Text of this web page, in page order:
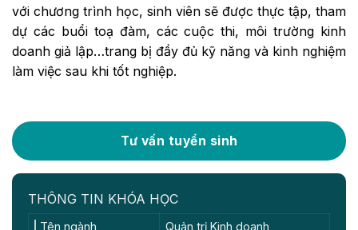
với chương trình học, sinh viên sẽ được thực tập, tham
dự các buổi toạ đàm, các cuộc thi, môi trường kinh
doanh giả lập…trang bị đầy đủ kỹ năng và kinh nghiệm
làm việc sau khi tốt nghiệp.
Tư vấn tuyển sinh
THÔNG TIN KHÓA HỌC
Tên ngành
Quản trị Kinh doanh